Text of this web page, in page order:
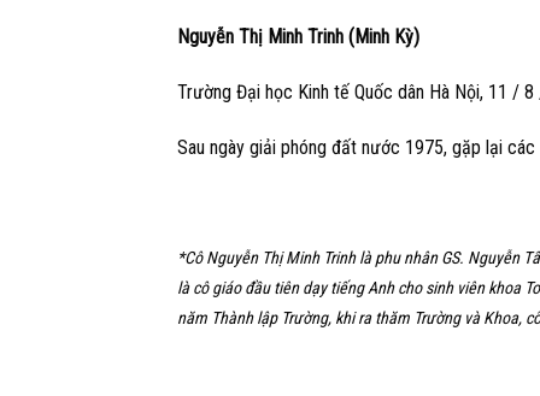
Nguyễn Thị Minh Trinh (Minh Kỳ)
Trường Đại học Kinh tế Quốc dân Hà Nội, 11 /
Sau ngày giải phóng đất nước 1975, gặp lại các
*Cô Nguyễn Thị Minh Trinh là phu nhân GS. Nguyễn
là cô giáo đầu tiên dạy tiếng Anh cho sinh viên khoa
năm Thành lập Trường, khi ra thăm Trường và Khoa,